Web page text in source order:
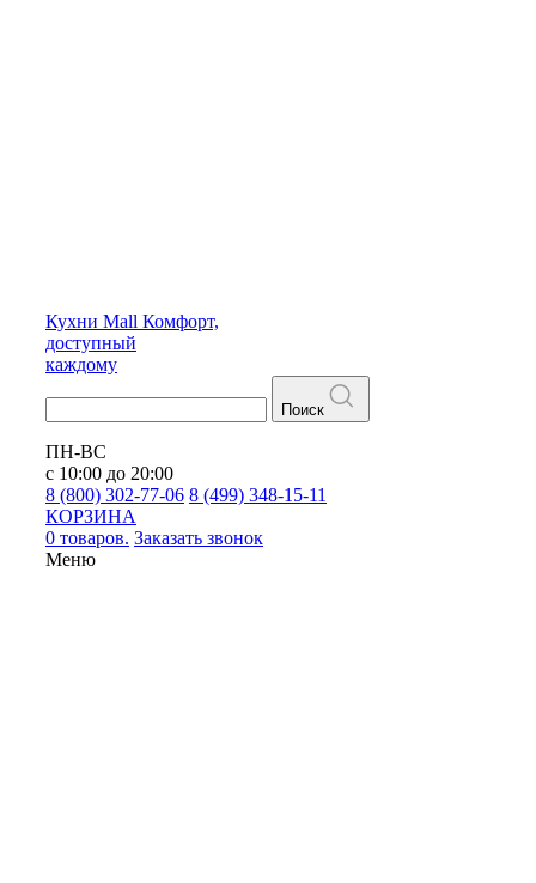
Кухни Mall Комфорт,
доступный
каждому
Поиск
ПН-ВС
с 10:00 до 20:00
8 (800) 302-77-06 8 (499) 348-15-11
КОРЗИНА
0 товаров. Заказать звонок
Меню